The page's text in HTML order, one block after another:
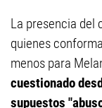
La presencia del
quienes
menos para
cuestionado
supuestos